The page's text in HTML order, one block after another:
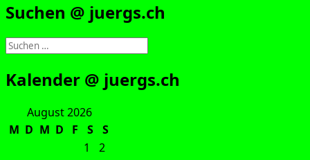
Suchen @ juergs.ch
Suchen
nach:
Kalender @ juergs.ch
August 2026
M D M D F S
S
1
2